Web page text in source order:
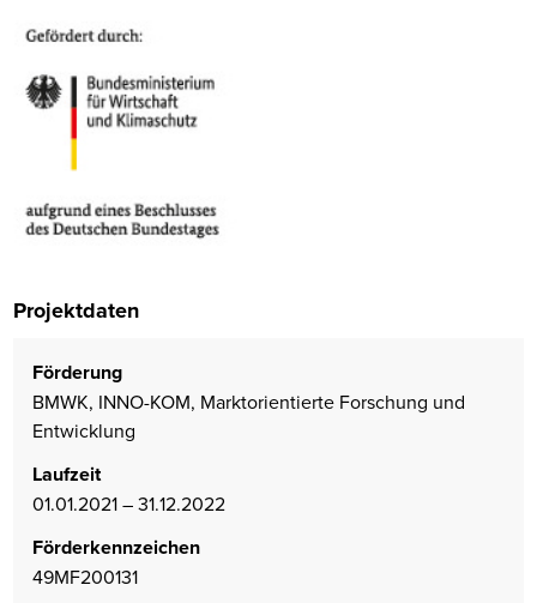
Projektdaten
Förderung
BMWK, INNO-KOM, Marktorientierte Forschung und
Entwicklung
Laufzeit
01.01.2021 – 31.12.2022
Förderkennzeichen
49MF200131